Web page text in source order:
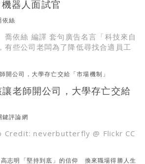
器人面試官
依絲
依絲 編譯 套句廣告名言「科技來自
有些公司老闆為了降低尋找合適員工
老師開公司，大學存亡交給
鍵評論網
Credit: neverbutterfly @ Flickr CC